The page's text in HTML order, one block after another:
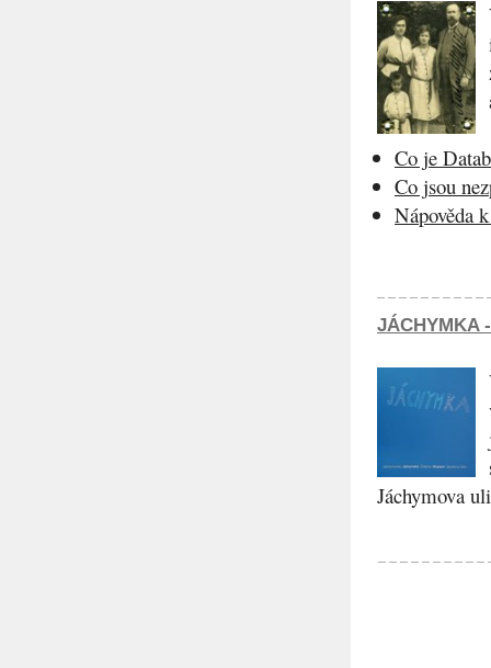
Co je
Co jsou
Nápověda
JÁCHYMKA
Jáchymova